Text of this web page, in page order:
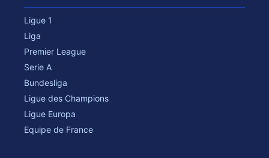
Ligue 1
Liga
Premier League
Serie A
Bundesliga
Ligue des Champions
Ligue Europa
Equipe de France